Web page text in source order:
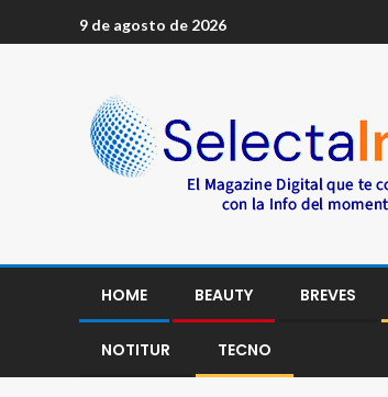
9 de agosto de 2026
HOME BEAUTY BREVES
NOTITUR TECNO